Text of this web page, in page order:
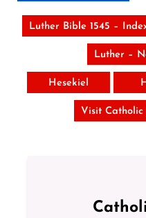
Luther Bible 1545 –
Luther –
Hesekiel
Visit